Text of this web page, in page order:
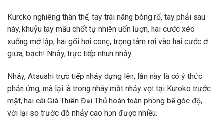
Kuroko nghiêng thân thể, tay trái nâng bóng rổ, tay phải sau
này, khuỷu tay mấu chốt tự nhiên uốn lượn, hai cước xéo
xuống mở lập, hai gối hơi cong, trọng tâm rơi vào hai cước ở
giữa, bạch! Nhảy, trực tiếp nhún nhảy.
Nhảy, Atsushi trực tiếp nhảy dựng lên, lần này là có ý thức
phản ứng, mà lại là trong nháy mắt nhảy vọt tại Kuroko trước
mặt, hai cái Già Thiên Đại Thủ hoàn toàn phong bế góc độ,
với lại so trước đó nhảy cao hơn được nhiều.